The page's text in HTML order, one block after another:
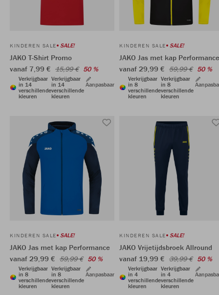
KINDEREN SALE SALE!
JAKO T-Shirt Promo
vanaf 7,99 € 15,99 € 50 %
Verkrijgbaar
in 14
verschillende
kleuren
Verkrijgbaar
in 14
verschillende
kleuren
Aanpasbaar
KINDEREN SALE SALE!
JAKO Jas met kap Performance
vanaf 29,99 € 59,99 € 50 %
Verkrijgbaar
in 8
verschillende
kleuren
Verkrijgbaar
in 8
verschillende
kleuren
KINDEREN SALE SALE!
JAKO Jas met kap Performance
vanaf 29,99 € 59,99 € 50 %
Verkrijgbaar
in 8
verschillende
kleuren
Verkrijgbaar
in 8
verschillende
kleuren
Aanpasbaar
KINDEREN SALE SALE!
JAKO Vrijetijdsbroek Allround
vanaf 19,99 € 39,99 € 50 %
Verkrijgbaar
in 4
verschillende
kleuren
Verkrijgbaar
in 4
verschillende
kleuren